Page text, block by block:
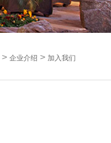
> 企业介绍 > 加入我们